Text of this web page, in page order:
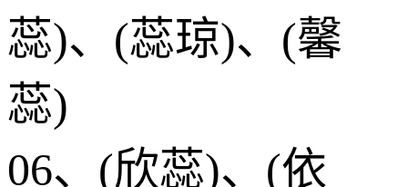
蕊)、(蕊琼)、(馨
蕊)
06、(欣蕊)、(依